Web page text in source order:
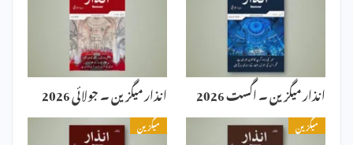
انذار میگزین ۔ اگست 2026 انذار میگزین ۔ جولائی 2026
میگزین میگزین